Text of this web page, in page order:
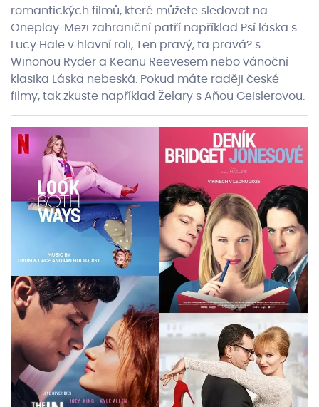
romantických filmů, které můžete sledovat na
Oneplay. Mezi zahraniční patří například Psí láska s
Lucy Hale v hlavní roli, Ten pravý, ta pravá? s
Winonou Ryder a Keanu Reevesem nebo vánoční
klasika Láska nebeská. Pokud máte raději české
filmy, tak zkuste například Želary s Aňou Geislerovou.